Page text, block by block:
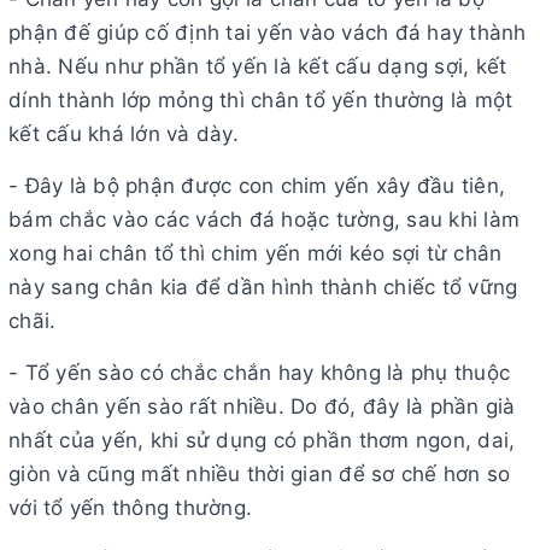
phận đế giúp cố định tai yến vào vách đá hay thành
nhà. Nếu như phần tổ yến là kết cấu dạng sợi, kết
dính thành lớp mỏng thì chân tổ yến thường là một
kết cấu khá lớn và dày.
- Đây là bộ phận được con chim yến xây đầu tiên,
bám chắc vào các vách đá hoặc tường, sau khi làm
xong hai chân tổ thì chim yến mới kéo sợi từ chân
này sang chân kia để dần hình thành chiếc tổ vững
chãi.
- Tổ yến sào có chắc chắn hay không là phụ thuộc
vào chân yến sào rất nhiều. Do đó, đây là phần già
nhất của yến, khi sử dụng có phần thơm ngon, dai,
giòn và cũng mất nhiều thời gian để sơ chế hơn so
với tổ yến thông thường.